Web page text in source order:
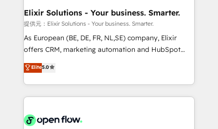
built to scale.
greatness, which is achieved through creating
absolute clarity, derived from a well-defined
strategy, executed well, and reported on with clear
results. The culture is driven by core values; Joy, Grit,
Mindedness, and Clarity. We are driven to win for the
collective good of the company and its clientele, and
things are happening.
Elixir Solutions - Your business. Smarter.
提供元：Elixir Solutions - Your business. Smarter.
As European (BE, DE, FR, NL,SE) company, Elixir
offers CRM, marketing automation and HubSpot
integration products and services to mid-market
and enterprise customers. We ensure that your sales,
service and marketing department operates in the
most effective way, while at the same time
integrated buyers journey. Elixir is located in
Elite5.0